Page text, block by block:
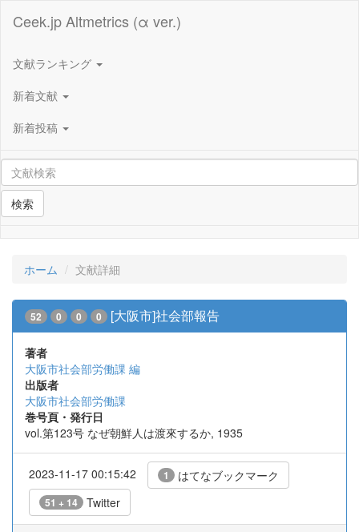
Ceek.jp Altmetrics (α ver.)
文献ランキング
新着文献
新着投稿
検索
ホーム 文献詳細
52 0 0 0 [大阪市]社会部報告
著者
大阪市社会部労働課 編
出版者
大阪市社会部労働課
巻号頁・発行日
vol.第123号 なぜ朝鮮人は渡來するか, 1935
2023-11-17 00:15:42 1 はてなブックマーク
51 + 14 Twitter